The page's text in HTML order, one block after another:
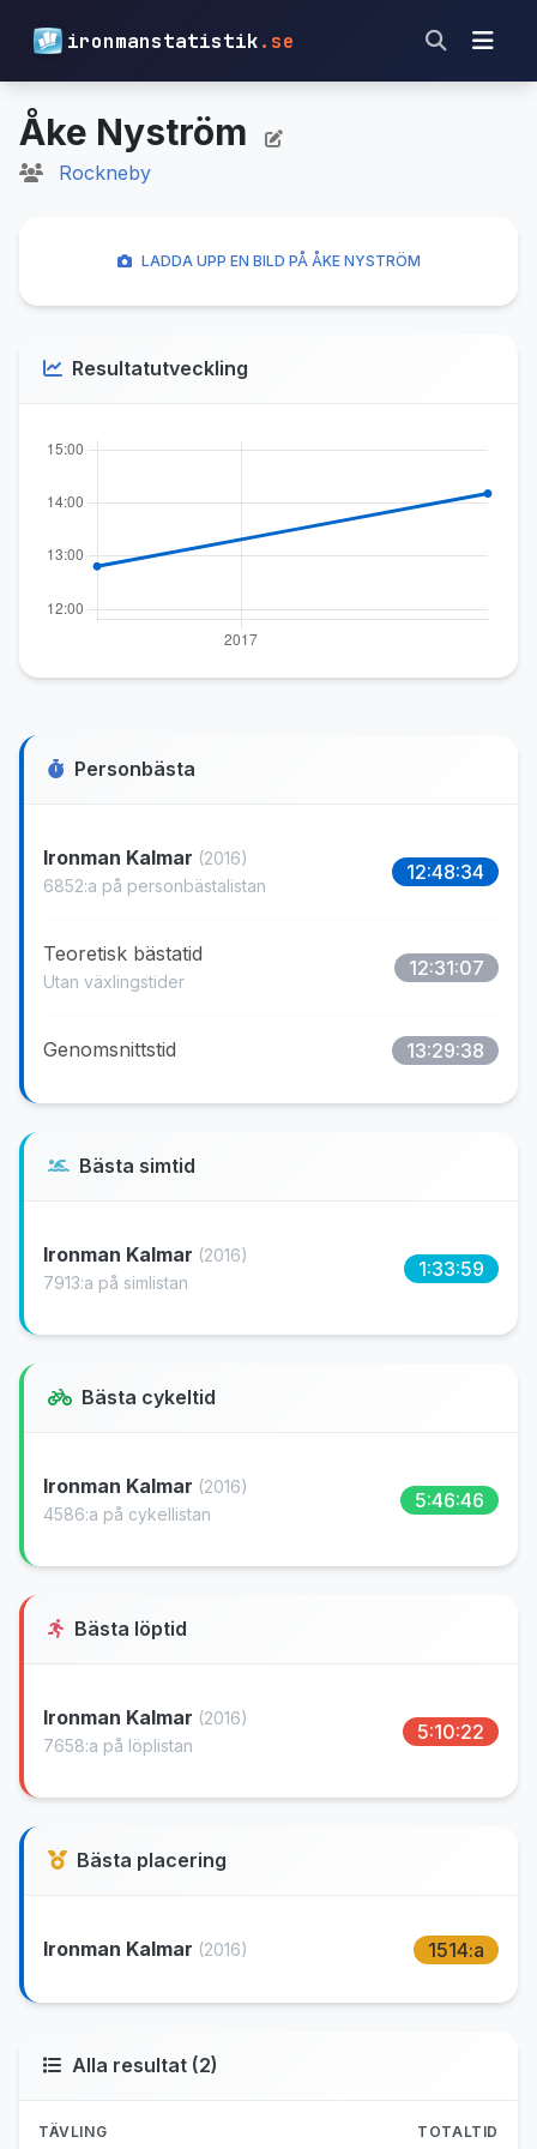
ironmanstatistik.se
Åke Nyström
Rockneby
Personbästa
Ironman Kalmar (2016)
6852:a på personbästalistan
12:48:34
Teoretisk bästatid
Utan växlingstider
12:31:07
Genomsnittstid 13:29:38
Bästa simtid
Ironman Kalmar (2016)
7913:a på simlistan
1:33:59
Bästa cykeltid
Ironman Kalmar (2016)
4586:a på cykellistan
5:46:46
Bästa löptid
Ironman Kalmar (2016)
7658:a på löplistan
5:10:22
Bästa placering
Ironman Kalmar (2016) 1514:a
LADDA UPP EN BILD PÅ ÅKE NYSTRÖM
Resultatutveckling
Alla resultat (2)
TÄVLING TOTALTID